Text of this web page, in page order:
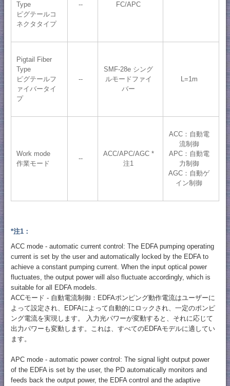
Type
ピグテールコ
ネクタタイプ
-- FC/APC
Pigtail Fiber
Type
ピグテールフ
ァイバータイ
プ
--
SMF-28e シング
ルモードファイ
バー
L=1m
Work mode
作業モード
--
ACC/APC/AGC *
注1
ACC：自動電
流制御
APC：自動電
力制御
AGC：自動ゲ
イン制御
*注1：
ACC mode - automatic current control: The EDFA pumping operating
current is set by the user and automatically locked by the EDFA to
achieve a constant pumping current. When the input optical power
fluctuates, the output power will also fluctuate accordingly, which is
suitable for all EDFA models.
ACCモード - 自動電流制御：EDFAポンピング動作電流はユーザーに
よって設定され、EDFAによって自動的にロックされ、一定のポンピ
ング電流を実現します。 入力光パワーが変動すると、それに応じて
出力パワーも変動します。これは、すべてのEDFAモデルに適してい
ます。
APC mode - automatic power control: The signal light output power
of the EDFA is set by the user, the PD automatically monitors and
feeds back the output power, the EDFA control and the adaptive